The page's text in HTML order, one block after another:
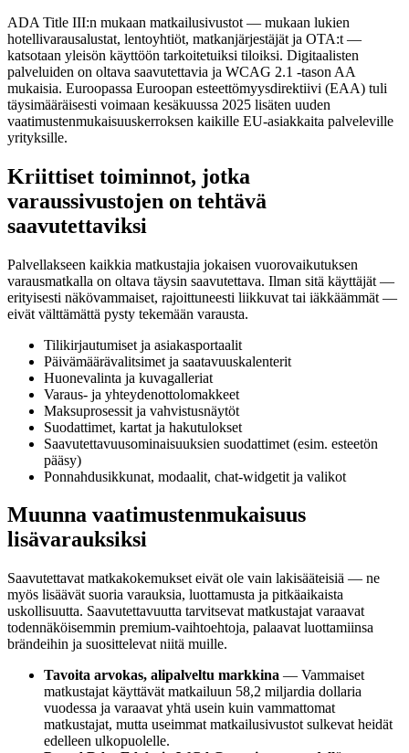
ADA Title III:n mukaan matkailusivustot — mukaan lukien
hotellivarausalustat, lentoyhtiöt, matkanjärjestäjät ja OTA:t —
katsotaan yleisön käyttöön tarkoitetuiksi tiloiksi. Digitaalisten
palveluiden on oltava saavutettavia ja WCAG 2.1 -tason AA
mukaisia. Euroopassa Euroopan esteettömyysdirektiivi (EAA) tuli
täysimääräisesti voimaan kesäkuussa 2025 lisäten uuden
vaatimustenmukaisuuskerroksen kaikille EU-asiakkaita palveleville
yrityksille.
Kriittiset toiminnot, jotka
varaussivustojen on tehtävä
saavutettaviksi
Palvellakseen kaikkia matkustajia jokaisen vuorovaikutuksen
varausmatkalla on oltava täysin saavutettava. Ilman sitä käyttäjät —
erityisesti näkövammaiset, rajoittuneesti liikkuvat tai iäkkäämmät —
eivät välttämättä pysty tekemään varausta.
Tilikirjautumiset ja asiakasportaalit
Päivämäärävalitsimet ja saatavuuskalenterit
Huonevalinta ja kuvagalleriat
Varaus- ja yhteydenottolomakkeet
Maksuprosessit ja vahvistusnäytöt
Suodattimet, kartat ja hakutulokset
Saavutettavuusominaisuuksien suodattimet (esim. esteetön
pääsy)
Ponnahdusikkunat, modaalit, chat-widgetit ja valikot
Muunna vaatimustenmukaisuus
lisävarauksiksi
Saavutettavat matkakokemukset eivät ole vain lakisääteisiä — ne
myös lisäävät suoria varauksia, luottamusta ja pitkäaikaista
uskollisuutta. Saavutettavuutta tarvitsevat matkustajat varaavat
todennäköisemmin premium-vaihtoehtoja, palaavat luottamiinsa
brändeihin ja suosittelevat niitä muille.
Tavoita arvokas, alipalveltu markkina — Vammaiset
matkustajat käyttävät matkailuun 58,2 miljardia dollaria
vuodessa ja varaavat yhtä usein kuin vammattomat
matkustajat, mutta useimmat matkailusivustot sulkevat heidät
edelleen ulkopuolelle.